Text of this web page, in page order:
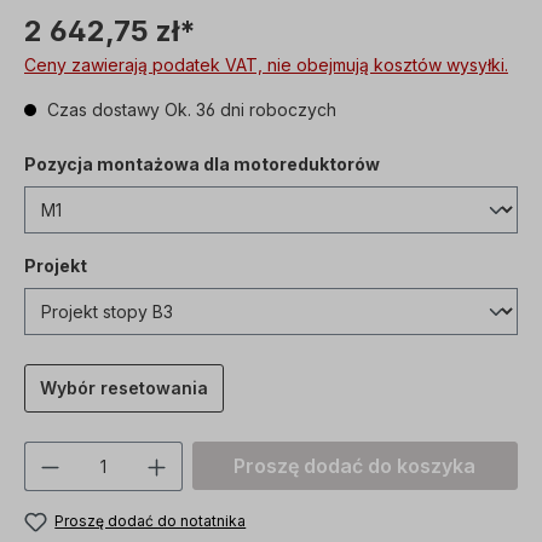
2 642,75 zł*
Ceny zawierają podatek VAT, nie obejmują kosztów wysyłki.
Czas dostawy Ok. 36 dni roboczych
Pozycja montażowa dla motoreduktorów
Projekt
Wybór resetowania
Ilość produktu: Proszę wprowadzić
Proszę dodać do koszyka
Proszę dodać do notatnika